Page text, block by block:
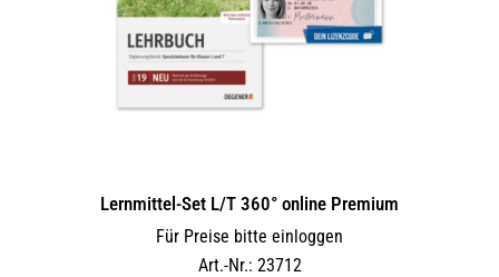
Lernmittel-Set L/T 360° online Premium
Für Preise bitte einloggen
Art.-Nr.: 23712